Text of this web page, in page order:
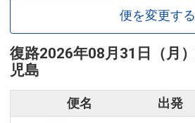
便を変更する
復路2026年08月31日（月）
児島
便名 出発